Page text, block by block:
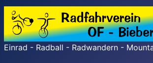
Einrad - Radball - Radwandern -